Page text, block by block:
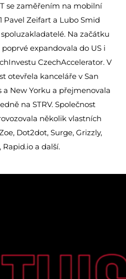
se zaměřením na mobilní
Pavel Zeifart a Lubo Smid
Na začátku
expandovala do US i
CzechAccelerator. V
otevřela kanceláře v San
a New Yorku a přejmenovala
na STRV. Společnost
několik vlastních
Dot2dot, Surge, Grizzly,
Rapid.io a další.